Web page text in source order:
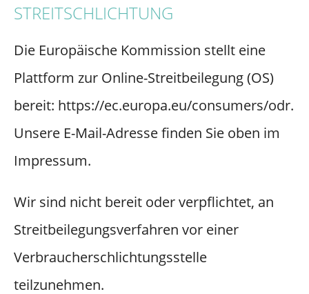
STREITSCHLICHTUNG
Die Europäische Kommission stellt eine
Plattform zur Online-Streitbeilegung (OS)
bereit: https://ec.europa.eu/consumers/odr.
Unsere E-Mail-Adresse finden Sie oben im
Impressum.
Wir sind nicht bereit oder verpflichtet, an
Streitbeilegungsverfahren vor einer
Verbraucherschlichtungsstelle
teilzunehmen.